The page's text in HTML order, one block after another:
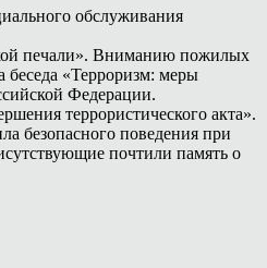
обслуживания
печали». Вниманию пожилых
«Терроризм: меры
Федерации.
террористического акта».
безопасного поведения при
почтили память о